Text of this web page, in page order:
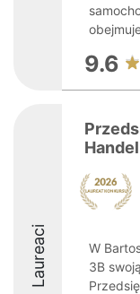
9.6
Laureaci
Handel
W
3B